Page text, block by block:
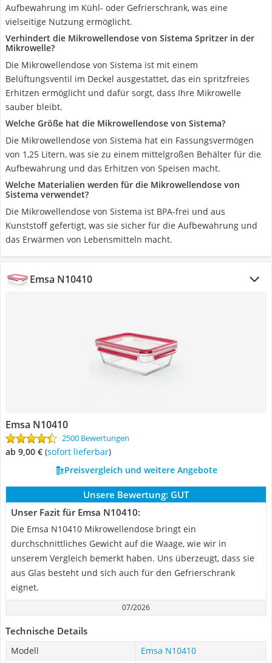
Aufbewahrung im Kühl- oder Gefrierschrank, was eine
vielseitige Nutzung ermöglicht.
Verhindert die Mikrowellendose von Sistema Spritzer in der
Mikrowelle?
Die Mikrowellendose von Sistema ist mit einem
Belüftungsventil im Deckel ausgestattet, das ein spritzfreies
Erhitzen ermöglicht und dafür sorgt, dass Ihre Mikrowelle
sauber bleibt.
Welche Größe hat die Mikrowellendose von Sistema?
Die Mikrowellendose von Sistema hat ein Fassungsvermögen
von 1,25 Litern, was sie zu einem mittelgroßen Behälter für die
Aufbewahrung und das Erhitzen von Speisen macht.
Welche Materialien werden für die Mikrowellendose von
Sistema verwendet?
Die Mikrowellendose von Sistema ist BPA-frei und aus
Kunststoff gefertigt, was sie sicher für die Aufbewahrung und
das Erwärmen von Lebensmitteln macht.
Emsa N10410
Emsa N10410
2500 Bewertungen
ab 9,00 € ( Sofort lieferbar)
Preisvergleich und weitere Angebote
Unsere Bewertung: GUT
Unser Fazit für Emsa N10410:
Die Emsa N10410 Mikrowellendose bringt ein
durchschnittliches Gewicht auf die Waage, wie wir in
unserem Vergleich bemerkt haben. Uns überzeugt, dass sie
aus Glas besteht und sich auch für den Gefrierschrank
eignet.
07/2026
Technische Details
Modell
Emsa N10410